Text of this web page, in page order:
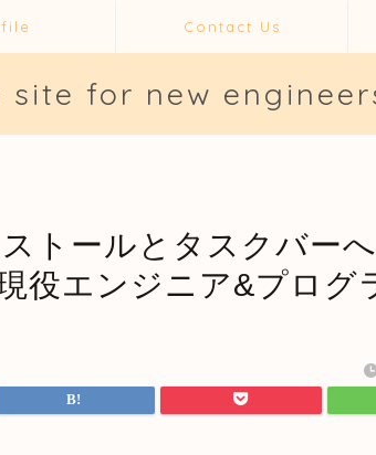
Contact Us
site for new
トールとタスクバー
役エンジニア&プログ